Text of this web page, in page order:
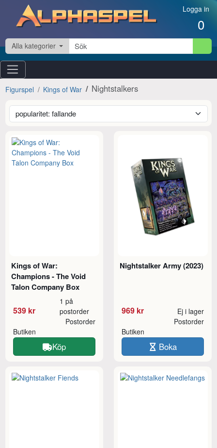
Hoppa till innehåll Logga in
0
Alla kategorier
Figurspel Kings of War Nightstalkers
Kings of War:
Champions - The Void
Talon Company Box
539 kr
1 på
postorder
Butiken
Postorder
Köp
Nightstalker Army (2023)
969 kr Ej i lager
Butiken
Postorder
Boka